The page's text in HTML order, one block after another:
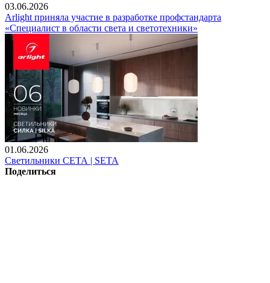
03.06.2026
Arlight приняла участие в разработке профстандарта
«Специалист в области света и светотехники»
01.06.2026
Светильники СЕТА | SETA
Поделиться